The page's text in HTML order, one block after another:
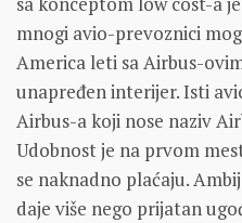
mnogi avio-prevoznici
America leti sa Airbus-
unapređen interijer. Isti
Airbus-a koji nose naziv
Udobnost je na prvom
se naknadno plaćaju.
daje više nego prijatan